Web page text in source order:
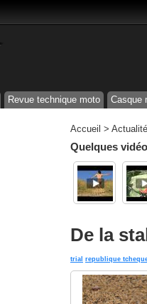
Revue technique moto Casque
Accueil >
Quelques
De la
trial republique